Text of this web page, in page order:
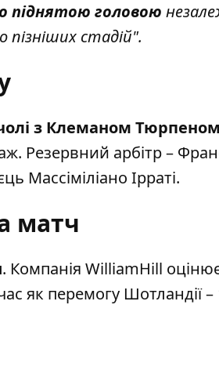
піднятою головою
стадій".
з Клеманом Тюрпеном
Резервний арбітр –
Массіміліано Ірраті.
матч
. Компанія WilliamHill
як перемогу Шотландії –